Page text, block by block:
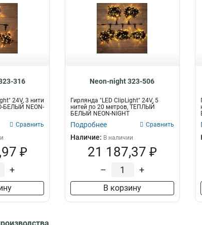
316
24V, 3 нити
БЕЛЫЙ NEON-
Сравнить
₽
+
Neon-night 323-506
Гирлянда "LED ClipLight" 24V, 5
нитей по 20 метров, ТЕПЛЫЙ
БЕЛЫЙ NEON-NIGHT
Подробнее Сравнить
Наличие: В наличии
21 187,37 ₽
– +
В корзину